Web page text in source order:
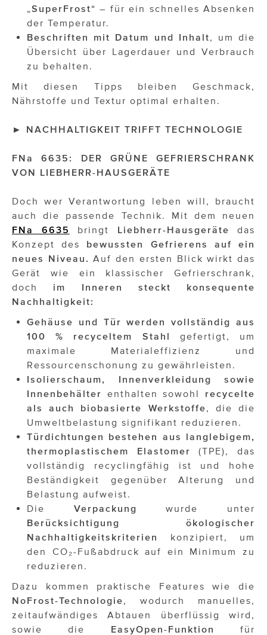
„SuperFrost“ – für ein schnelles Absenken
der Temperatur.
Beschriften mit Datum und Inhalt, um die
Übersicht über Lagerdauer und Verbrauch
zu behalten.
Mit diesen Tipps bleiben Geschmack,
Nährstoffe und Textur optimal erhalten.
► NACHHALTIGKEIT TRIFFT TECHNOLOGIE
FNa 6635: DER GRÜNE GEFRIERSCHRANK
VON LIEBHERR-HAUSGERÄTE
Doch wer Verantwortung leben will, braucht
auch die passende Technik. Mit dem neuen
FNa 6635
bringt Liebherr-Hausgeräte das
Konzept des bewussten Gefrierens auf ein
neues Niveau.Auf den ersten Blick wirkt das
Gerät wie ein klassischer Gefrierschrank,
doch im Inneren steckt konsequente
Nachhaltigkeit:
Gehäuse und Tür werden vollständig aus
100 % recyceltem Stahl
gefertigt, um
maximale Materialeffizienz und
Ressourcenschonung zu gewährleisten.
Isolierschaum, Innenverkleidung sowie
Innenbehälter
enthalten sowohl recycelte
als auch biobasierte Werkstoffe, die die
Umweltbelastung signifikant reduzieren.
Türdichtungen bestehen aus langlebigem,
thermoplastischem Elastomer (TPE), das
vollständig recyclingfähig ist und hohe
Beständigkeit gegenüber Alterung und
Belastung aufweist.
Die
Verpackung wurde unter
Berücksichtigung ökologischer
Nachhaltigkeitskriterien konzipiert, um
den CO₂-Fußabdruck auf ein Minimum zu
reduzieren.
Dazu kommen praktische Features wie die
NoFrost-Technologie, wodurch manuelles,
zeitaufwändiges Abtauen überflüssig wird,
sowie die EasyOpen-Funktion
für